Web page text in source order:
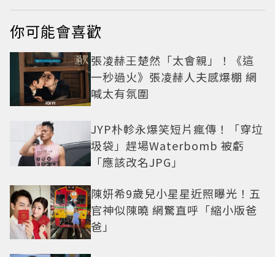
你可能會喜歡
張凌赫王楚然「太會親」！《這
一秒過火》張凌赫人夫感爆棚 網
喊太有氛圍
JYP朴軫永爆笑短片瘋傳！「穿垃
圾袋」趕場Waterbomb 被虧
「應該改名JPG」
陳妍希9歲兒小星星近照曝光！五
官神似陳曉 網驚直呼「縮小版爸
爸」